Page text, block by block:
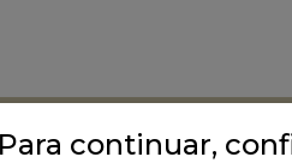
Para continuar,